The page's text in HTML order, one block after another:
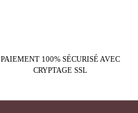
PAIEMENT 100% SÉCURISÉ AVEC
CRYPTAGE SSL